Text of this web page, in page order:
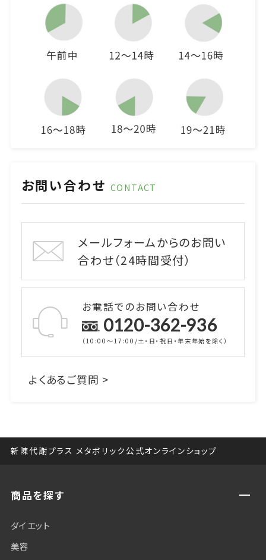
お問い合わせ CONTACT
メールフォームからのお問い
合わせ（24時間受付）
お電話でのお問い合わせ
0120-362-936
（10:00～17:00/土・日・祝日・年末年始を除く）
よくあるご質問 >
新陳代謝プラス メタボリック公式オンラインショップ
商品を探す
ダイエット
美容